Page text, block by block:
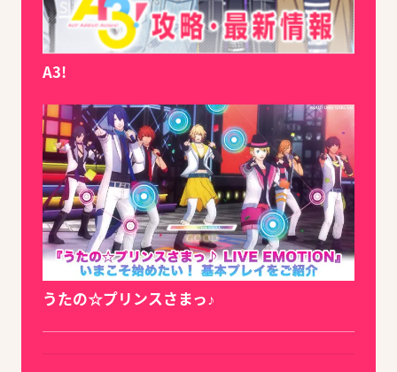
A3!
うたの☆プリンスさまっ♪